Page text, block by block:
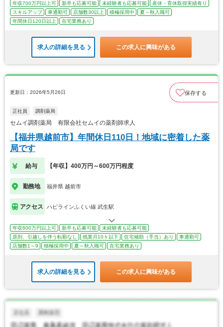
年収700万円以上可 新卒も応募可能 未経験者も応募可能
産休・育休取得実績有り
スキルアップ
車通勤可 店舗数30以上 積極採用中
夏～秋入職可
年間休日120日以上
在宅業務あり
求人の詳細を見る この求人に興味がある
更新日：2026年5月26日 保存する
正社員 調剤薬局
セムイ調剤薬局 有限会社セムイの薬剤師求人
【福井県越前市】年間休日110日！地域に密着した薬
局です
給与 【年収】400万円～600万円程度
勤務地 福井県 越前市
アクセス ハピラインふくい線 武生駅
年収600万円以上可 新卒も応募可能
未経験者も応募可能
原則、引越しを伴う転勤なし
残業月10ｈ以下 住宅補助（手当）あり
車通勤可
店舗数1～9
積極採用中 夏～秋入職可 在宅業務あり
求人の詳細を見る この求人に興味がある